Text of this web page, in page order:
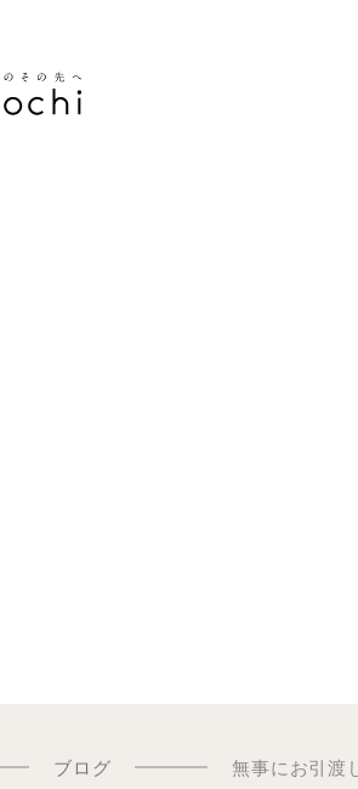
ブログ 無事にお引渡